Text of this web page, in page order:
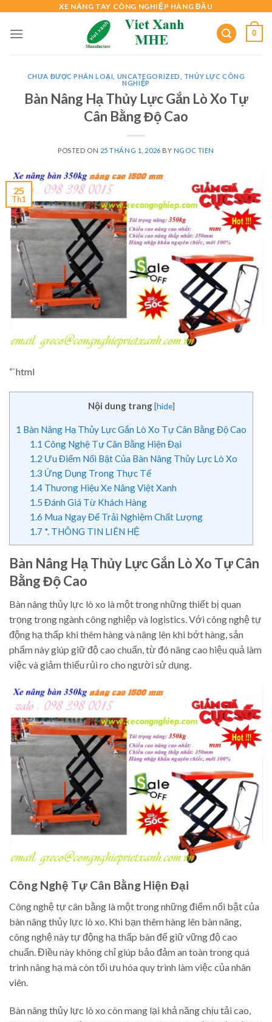
content
XE NÂNG TAY CÔNG NGHIỆP HÀNG ĐẦU
0
CHƯA ĐƯỢC PHÂN LOẠI UNCATEGORIZED
THỦY LỰC CÔNG
NGHIỆP
Bàn Nâng Hạ Thủy Lực Gắn Lò Xo Tự
Cân Bằng Độ Cao
POSTED ON 25 THÁNG 1, 2026 BY NGOC TIEN
25
Th1
“`html
Nội dung trang [hide]
1 Bàn Nâng Hạ Thủy Lực Gắn Lò Xo Tự Cân Bằng Độ Cao
1.1 Công Nghệ Tự Cân Bằng Hiện Đại
1.2 Ưu Điểm Nổi Bật Của Bàn Nâng Thủy Lực Lò Xo
1.3 Ứng Dụng Trong Thực Tế
1.4Thương Hiệu Xe Nâng Việt Xanh
1.5 Đánh Giá Từ Khách Hàng
1.6 Mua Ngay Để Trải Nghiệm Chất Lượng
1.7 *. THÔNG TIN LIÊN HỆ
Bàn Nâng Hạ Thủy Lực Gắn Lò Xo Tự Cân
Bằng Độ Cao
Bàn nâng thủy lực lò xo là một trong những thiết bị quan
trọng trong ngành công nghiệp và logistics. Với công nghệ tự
động hạ thấp khi thêm hàng và nâng lên khi bớt hàng, sản
phẩm này giúp giữ độ cao chuẩn, từ đó nâng cao hiệu quả làm
việc và giảm thiểu rủi ro cho người sử dụng.
Công Nghệ Tự Cân Bằng Hiện Đại
Công nghệ tự cân bằng là một trong những điểm nổi bật của
bàn nâng thủy lực lò xo. Khi bạn thêm hàng lên bàn nâng,
công nghệ này tự động hạ thấp bàn để giữ vững độ cao
chuẩn. Điều này không chỉ giúp bảo đảm an toàn trong quá
trình nâng hạ mà còn tối ưu hóa quy trình làm việc của nhân
viên.
Bàn nâng thủy lực lò xo còn mang lại khả năng chịu tải cao,